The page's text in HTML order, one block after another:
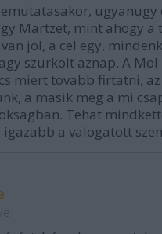
Martzet, mint ahogy
van jol, a cel egy,
szurkolt aznap. A Mol
miert tovabb firtatni,
a masik meg a mi
Tehat
igazabb a valogatott